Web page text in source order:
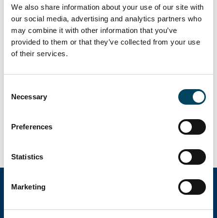
We also share information about your use of our site with
our social media, advertising and analytics partners who
may combine it with other information that you’ve
provided to them or that they’ve collected from your use
of their services.
Selection
Necessary
Preferences
Statistics
Marketing
Adicionalmente, también ofrecemos
soluciones de clubs de inversión en toda
Europa a inversores locales.
A diferencia de otras muchas empresas,
oportunidades de inversión para nuestros
activa. Nuestro objetivo es un alineamiento
estructuras bajo nuestro control.
Catella Group